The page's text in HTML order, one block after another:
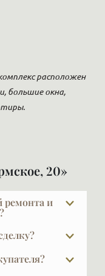
расположен
большие окна,
20»
ремонта и
дизайнера и
— большая
её стоит
недель.